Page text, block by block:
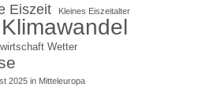
Eiszeit Kleines Eiszeitalter
Klimawandel
Wetter
2025 in Mitteleuropa